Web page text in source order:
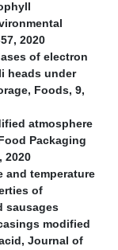
2020
of electron
heads under
Foods, 9,
atmosphere
Packaging
2020
and temperature
of
sausages
modified
Journal of